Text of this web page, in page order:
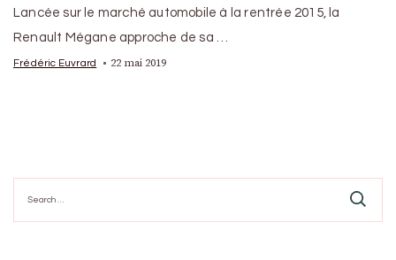
Lancée sur le marché automobile à la rentrée 2015, la
Renault Mégane approche de sa …
Frédéric Euvrard 22 mai 2019
for: